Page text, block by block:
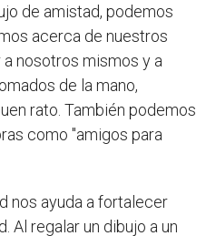
de amistad, podemos
acerca de nuestros
nosotros mismos y a
de la mano,
rato. También podemos
como "amigos para
nos ayuda a fortalecer
Al regalar un dibujo a un